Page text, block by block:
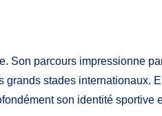
Son parcours impressionne
grands stades internationaux.
son identité sportive